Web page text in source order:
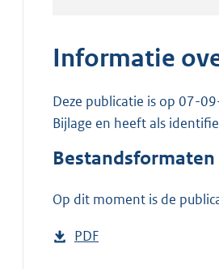
Informatie
Deze publicatie is op 07-
Bijlage en heeft als
Bestandsformaten
Op dit moment is de
D
PDF